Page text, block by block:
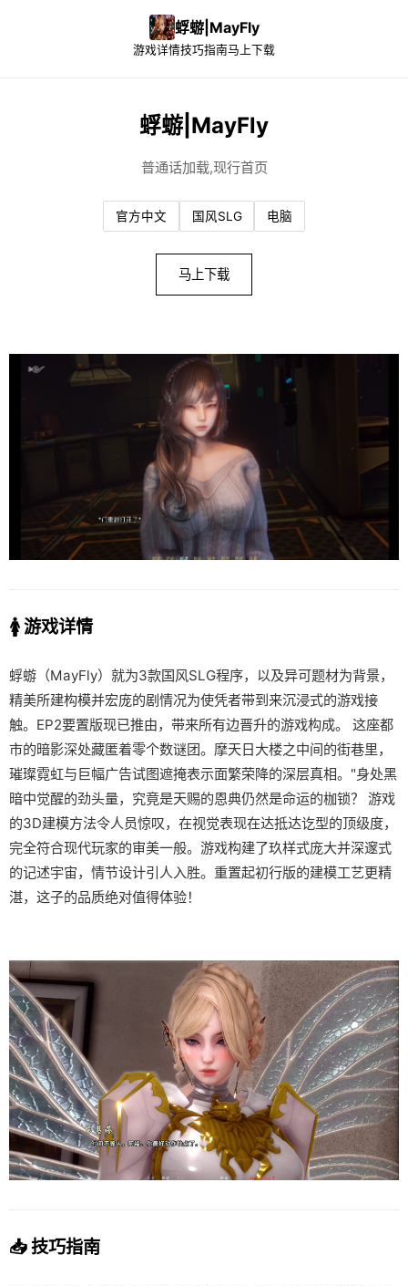
蜉蝣|MayFly
游戏详情技巧指南马上下载
蜉蝣|MayFly
普通话加载,现行首页
官方中文 国风SLG 电脑
马上下载
🚺 游戏详情
蜉蝣（MayFly）就为3款国风SLG程序，以及异可题材为背景，
精美所建构模并宏庞的剧情况为使凭者带到来沉浸式的游戏接
触。EP2要置版现已推由，带来所有边晋升的游戏构成。 这座都
市的暗影深处藏匿着零个数谜团。摩天日大楼之中间的街巷里，
璀璨霓虹与巨幅广告试图遮掩表示面繁荣降的深层真相。"身处黑
暗中觉醒的劲头量，究竟是天赐的恩典仍然是命运的枷锁？ 游戏
的3D建模方法令人员惊叹，在视觉表现在达抵达讫型的顶级度，
完全符合现代玩家的审美一般。游戏构建了玖样式庞大并深邃式
的记述宇宙，情节设计引人入胜。重置起初行版的建模工艺更精
湛，这子的品质绝对值得体验！
📥 技巧指南